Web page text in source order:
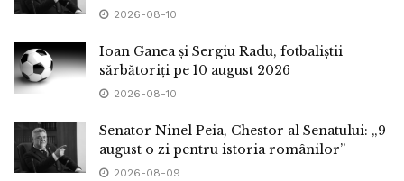
2026-08-10
Ioan Ganea și Sergiu Radu, fotbaliștii
sărbătoriți pe 10 august 2026
2026-08-10
Senator Ninel Peia, Chestor al Senatului: „9
august o zi pentru istoria românilor”
2026-08-09